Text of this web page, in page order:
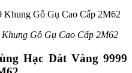
Gỗ Gụ Cao Cấp 2M62
Hạc Dát Vàng 9999